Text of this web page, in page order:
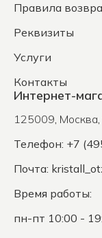
Правила
Реквизиты
Услуги
Контакты
Интернет-
125009, Москва,
Телефон: +7
Почта:
Время работы:
пн-пт 10:00 -